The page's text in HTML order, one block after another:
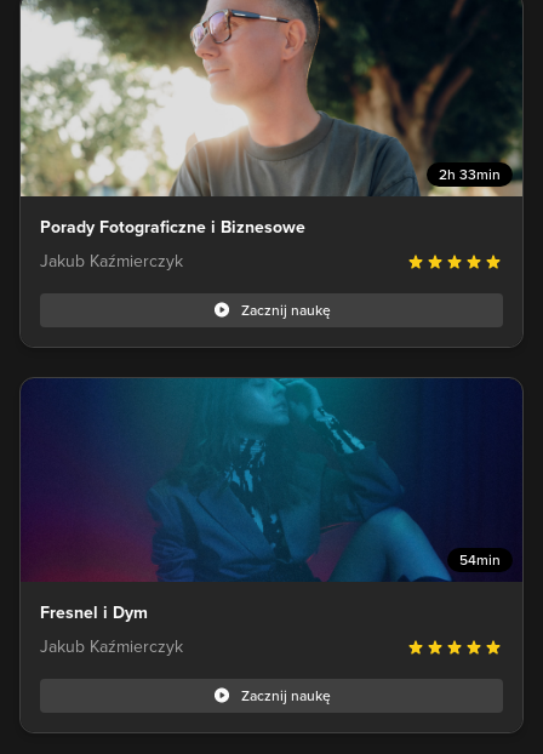
2h 33min
Porady Fotograficzne i Biznesowe
Jakub Kaźmierczyk
Zacznij naukę
54min
Fresnel i Dym
Jakub Kaźmierczyk
Zacznij naukę